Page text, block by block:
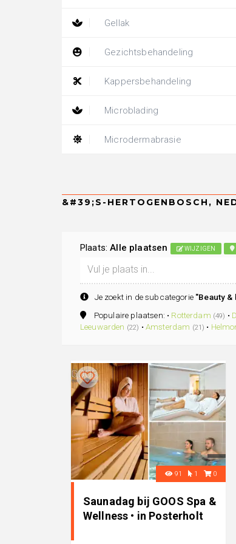
Gellak
Gezichtsbehandeling
Kappersbehandeling
Microblading
Microdermabrasie
Plaats:Alle plaatsen WIJZIGEN
Je zoekt in de subcategorie "Beauty
Populaire plaatsen: • Rotterdam (49) •
Leeuwarden (22) • Amsterdam (21) •
91 1 0
Saunadag bij GOOS Spa &
Wellness • in Posterholt